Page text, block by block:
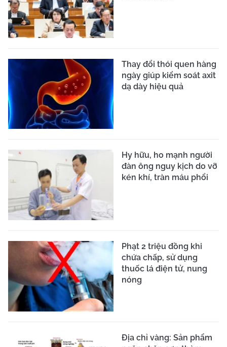
Thay đổi thói quen hàng
ngày giúp kiểm soát axit
dạ dày hiệu quả
Hy hữu, ho mạnh người
đàn ông nguy kịch do vỡ
kén khí, tràn máu phổi
Phạt 2 triệu đồng khi
chứa chấp, sử dụng
thuốc lá điện tử, nung
nóng
Địa chỉ vàng: Sản phẩm